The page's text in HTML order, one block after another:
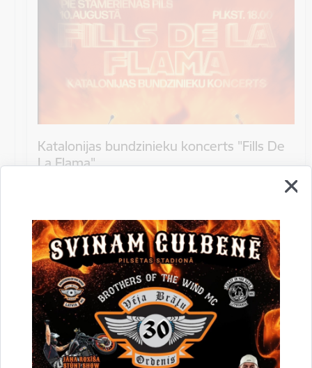
Katalonijas bundzinieku koncerts "Fills De
La Flama"
Koncerts
Datums
12. novembris, 2022
Laiks
10.00
Atrašanās vieta
Druvienas Latviskās dzīvesziņas centrs